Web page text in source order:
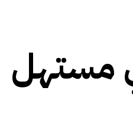
مستهل